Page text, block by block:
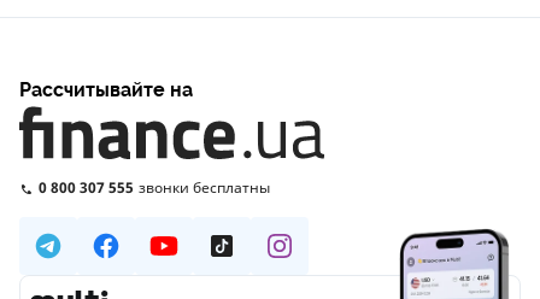
Рассчитывайте на
0 800 307 555 звонки бесплатны